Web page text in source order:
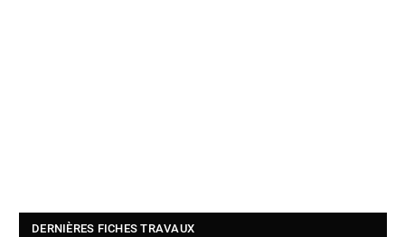
DERNIÈRES FICHES TRAVAUX